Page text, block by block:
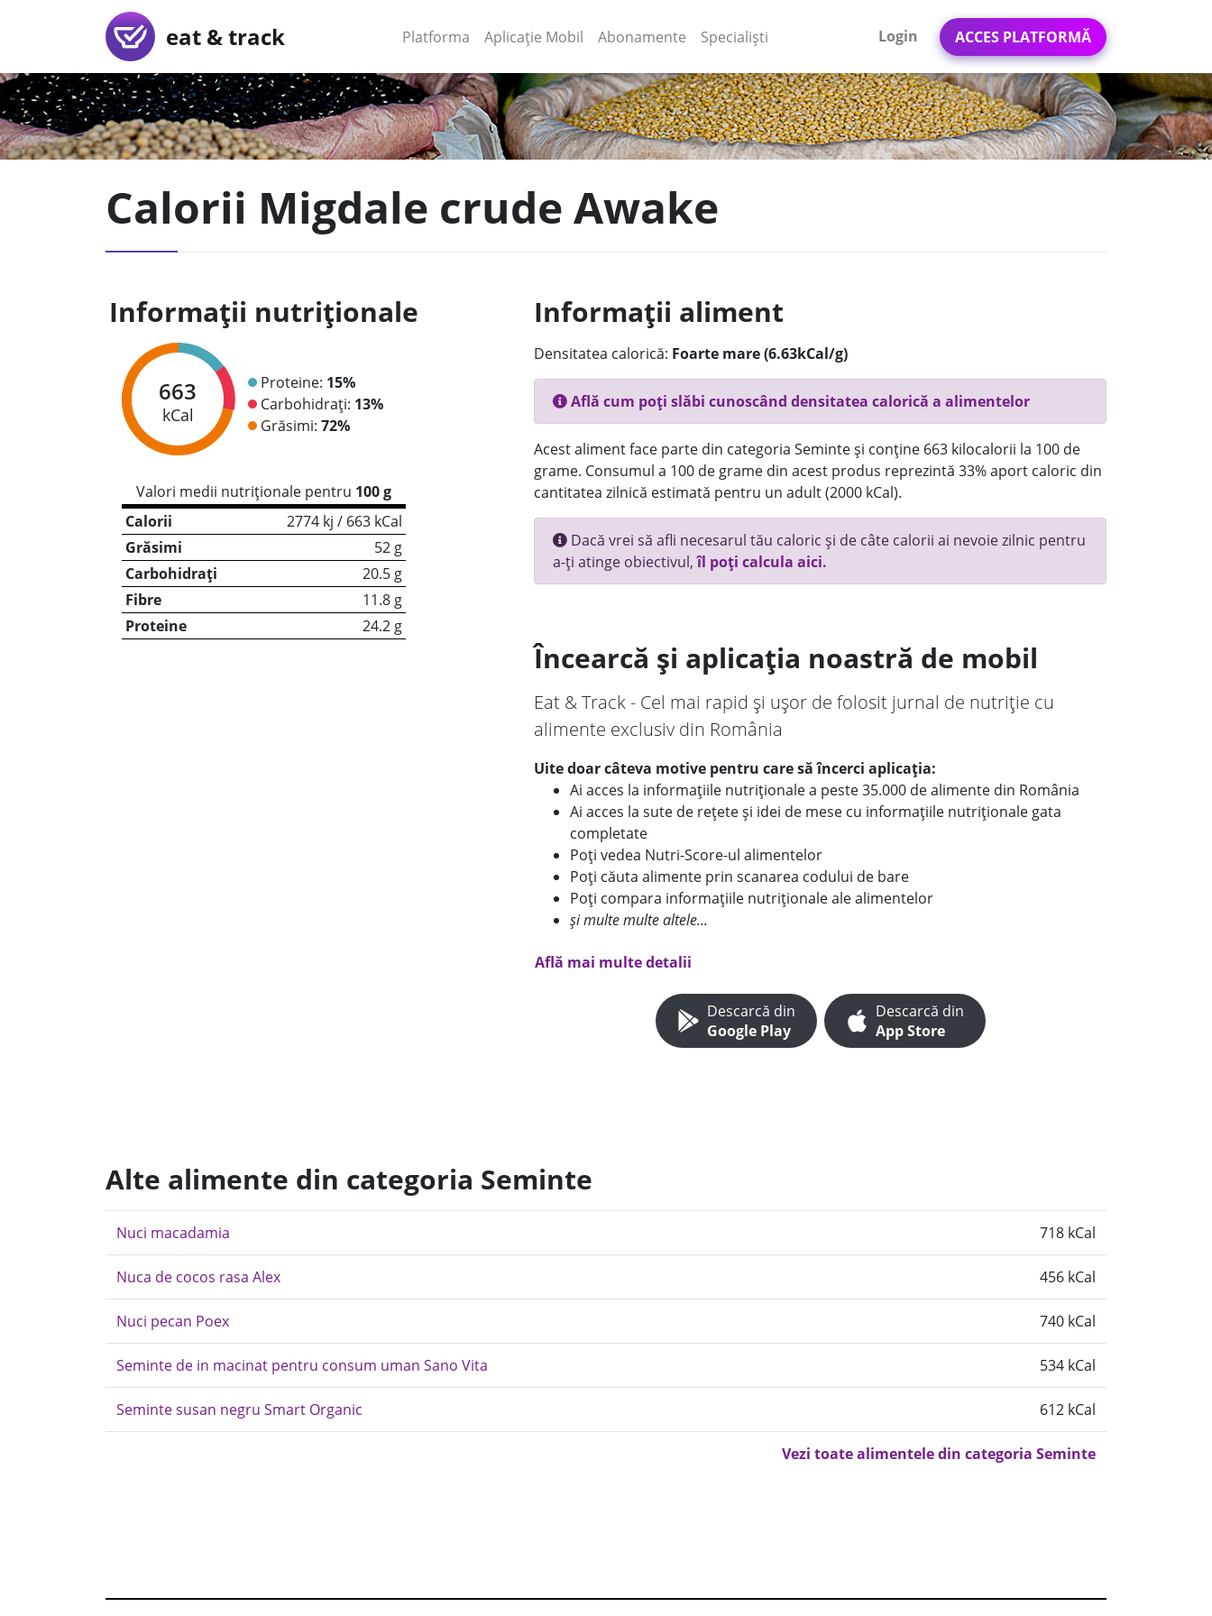
eat & track Platforma (current)
Aplicație Mobil (current)
Abonamente Specialiști Login ACCES PLATFORMĂ
Calorii Migdale crude Awake
Informații nutriționale
663
kCal
Proteine: 15%
Carbohidrați: 13%
Grăsimi: 72%
Valori medii nutriționale pentru 100 g
Calorii
2774 kj / 663 kCal
Grăsimi
52 g
Carbohidrați
20.5 g
Fibre
11.8 g
Proteine
24.2 g
Informații aliment
Densitatea calorică: Foarte mare (6.63kCal/g)
Află cum poți slăbi cunoscând densitatea calorică a alimentelor
Acest aliment face parte din categoria Seminte și conține 663 kilocalorii la 100 de
grame. Consumul a 100 de grame din acest produs reprezintă 33% aport caloric din
cantitatea zilnică estimată pentru un adult (2000 kCal).
Dacă vrei să afli necesarul tău caloric și de câte calorii ai nevoie zilnic pentru
a-ți atinge obiectivul,îl poți calcula aici.
Încearcă și aplicația noastră de mobil
Eat & Track - Cel mai rapid și ușor de folosit jurnal de nutriție cu
alimente exclusiv din România
Uite doar câteva motive pentru care să încerci aplicația:
Ai acces la informațiile nutriționale a peste 35.000 de alimente din România
Ai acces la sute de rețete și idei de mese cu informațiile nutriționale gata
completate
Poți vedea Nutri-Score-ul alimentelor
Poți căuta alimente prin scanarea codului de bare
Poți compara informațiile nutriționale ale alimentelor
și multe multe altele...
Află mai multe detalii
Descarcă din
Google Play
Descarcă din
App Store
Alte alimente din categoria Seminte
Nuci macadamia 718 kCal
Nuca de cocos rasa Alex 456 kCal
Nuci pecan Poex 740 kCal
Seminte de in macinat pentru consum uman Sano Vita 534 kCal
Seminte susan negru Smart Organic 612 kCal
Vezi toate alimentele din categoria Seminte